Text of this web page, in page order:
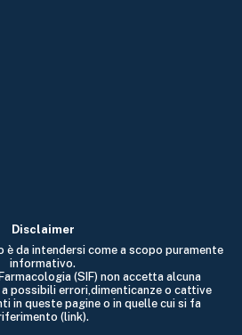
Disclaimer
da intendersi come a scopo puramente
informativo.
(SIF) non accetta alcuna
possibili errori,dimenticanze o cattive
in queste pagine o in quelle cui si fa
(link).